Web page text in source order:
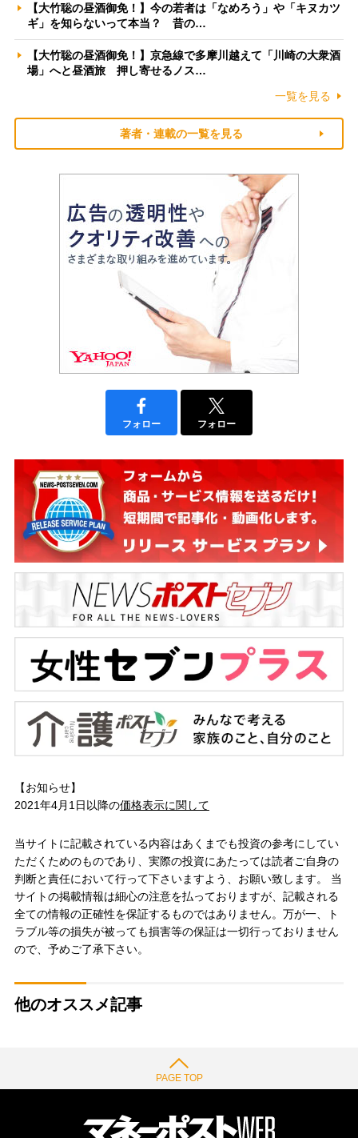
【大竹聡の昼酒御免！】今の若者は「なめろう」や「キヌカツ
ギ」を知らないって本当？ 昔の…
【大竹聡の昼酒御免！】京急線で多摩川越えて「川崎の大衆酒
場」へと昼酒旅 押し寄せるノス…
一覧を見る
著者・連載の一覧を見る
フォロー フォロー
【お知らせ】
2021年4月1日以降の価格表示に関して
当サイトに記載されている内容はあくまでも投資の参考にしてい
ただくためのものであり、実際の投資にあたっては読者ご自身の
判断と責任において行って下さいますよう、お願い致します。 当
サイトの掲載情報は細心の注意を払っておりますが、記載される
全ての情報の正確性を保証するものではありません。万が一、ト
ラブル等の損失が被っても損害等の保証は一切行っておりません
ので、予めご了承下さい。
他のオススメ記事
PAGE TOP